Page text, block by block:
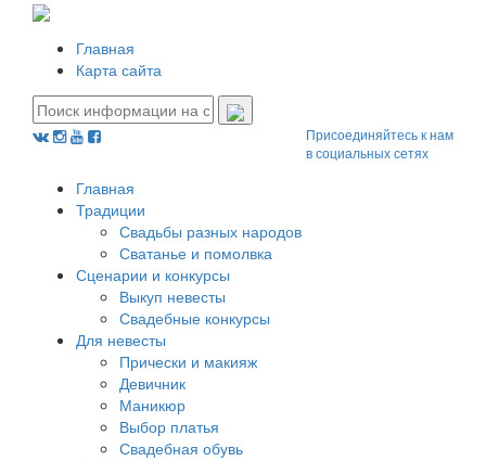
Главная
Карта сайта
Присоединяйтесь к нам
в социальных сетях
Главная
Традиции
Свадьбы разных народов
Сватанье и помолвка
Сценарии и конкурсы
Выкуп невесты
Свадебные конкурсы
Для невесты
Прически и макияж
Девичник
Маникюр
Выбор платья
Свадебная обувь